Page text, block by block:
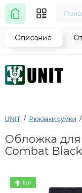
UNIT Рюкзаки сумки
Обложка для
Combat Black
Топ
Описание